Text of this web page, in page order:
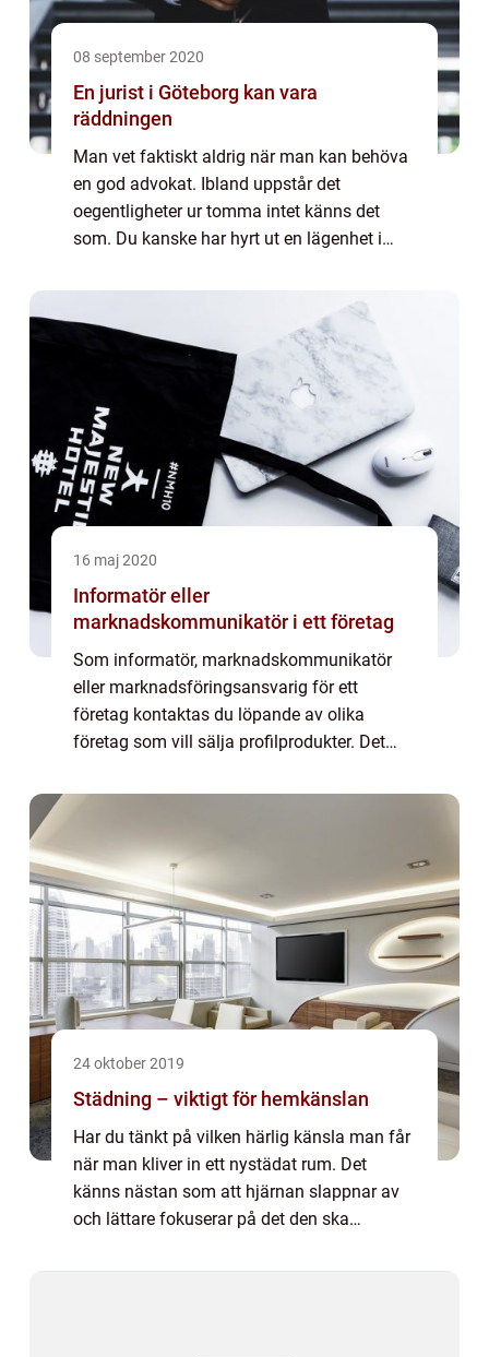
08 september 2020
En jurist i Göteborg kan vara
räddningen
Man vet faktiskt aldrig när man kan behöva
en god advokat. Ibland uppstår det
oegentligheter ur tomma intet känns det
som. Du kanske har hyrt ut en lägenhet i
du måste bryta avtalet med dina
hyresgäster. Har n...
16 maj 2020
Informatör eller
marknadskommunikatör i ett företag
Som informatör, marknadskommunikatör
eller marknadsföringsansvarig för ett
företag kontaktas du löpande av olika
företag som vill sälja profilprodukter. Det
&au...
24 oktober 2019
Städning – viktigt för hemkänslan
Har du tänkt på vilken härlig känsla man får
när man kliver in ett nystädat rum. Det
känns nästan som att hjärnan slappnar av
och lättare fokuserar på det den ska